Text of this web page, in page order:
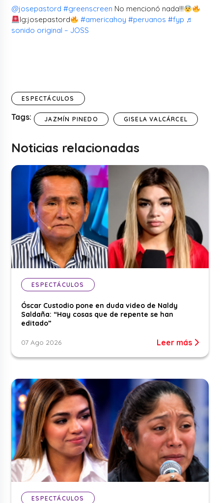
@josepastord #greenscreen No mencionó nada!!!
Ig:josepastord
#americahoy #peruanos #fyp ♬
sonido original – JOSS
ESPECTÁCULOS
Tags: JAZMÍN PINEDO GISELA VALCÁRCEL
Noticias relacionadas
ESPECTÁCULOS
Óscar Custodio pone en duda video de Naldy
Saldaña: “Hay cosas que de repente se han
editado”
07 Ago 2026 Leer más
ESPECTÁCULOS